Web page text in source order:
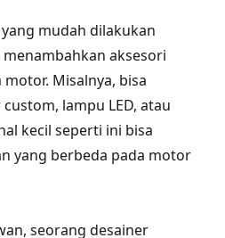
mudah dilakukan
aksesori
Misalnya, bisa
lampu LED, atau
kecil seperti ini bisa
yang berbeda pada motor
seorang desainer